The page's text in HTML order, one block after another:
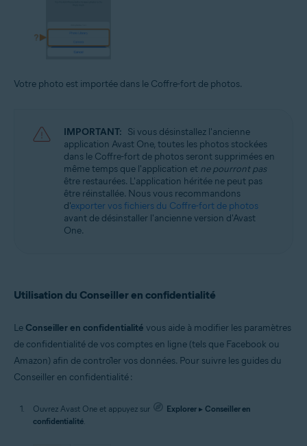
Votre photo est importée dans le Coffre-fort de photos.
IMPORTANT: Si vous désinstallez l'ancienne
application Avast One, toutes les photos stockées
dans le Coffre-fort de photos seront supprimées en
même temps que l'application et ne pourront pas
être restaurées. L'application héritée ne peut pas
être réinstallée. Nous vous recommandons
d'exporter vos fichiers du Coffre-fort de photos
avant de désinstaller l'ancienne version d'Avast
One.
Utilisation du Conseiller en confidentialité
Le Conseiller en confidentialité vous aide à modifier les paramètres
de confidentialité de vos comptes en ligne (tels que Facebook ou
Amazon) afin de contrôler vos données. Pour suivre les guides du
Conseiller en confidentialité :
Ouvrez Avast One et appuyez sur Explorer ▸ Conseiller en
confidentialité.